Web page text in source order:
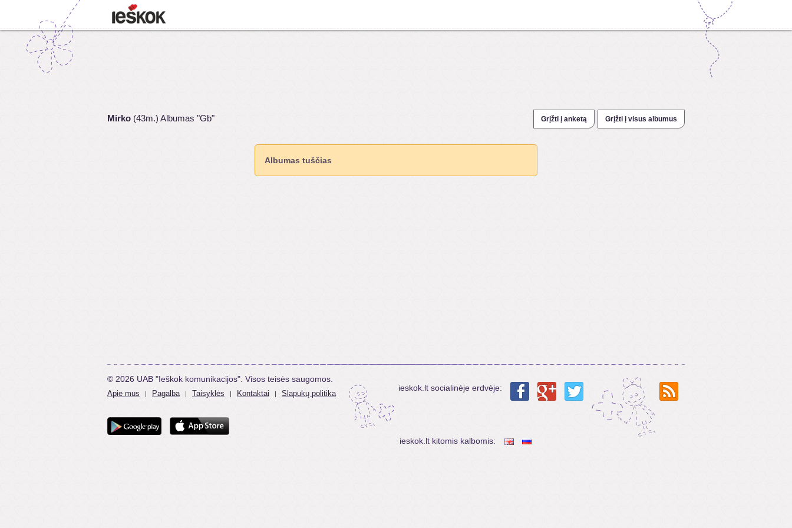
Mirko (43m.) Albumas "Gb" Grįžti į anketą Grįžti į visus albumus
Albumas tuščias
© 2026 UAB "Ieškok komunikacijos". Visos teisės saugomos.
Apie mus | Pagalba | Taisyklės | Kontaktai | Slapukų politika
ieskok.lt socialinėje erdvėje:
ieskok.lt kitomis kalbomis: